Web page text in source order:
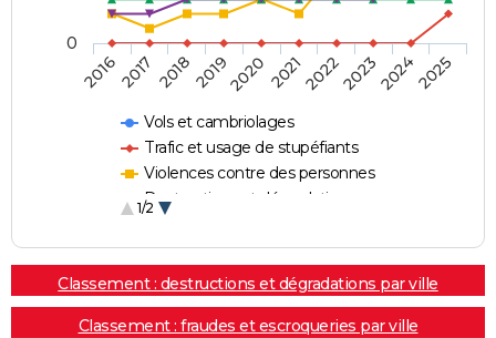
Vols et cambriolages
Trafic et usage de stupéfiants
Violences contre des personnes
Destructions et dégradations
1/2
20162017 20182019202020212022202320242025
0
Classement : destructions et dégradations par ville
Classement : fraudes et escroqueries par ville